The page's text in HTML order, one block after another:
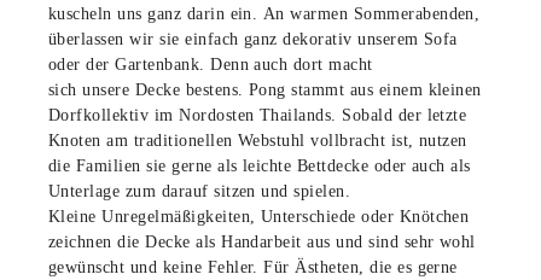
kuscheln uns ganz darin ein. An warmen Sommerabenden,
überlassen wir sie einfach ganz dekorativ unserem Sofa
oder der Gartenbank. Denn auch dort macht
sich unsere Decke bestens. Pong stammt aus einem kleinen
Dorfkollektiv im Nordosten Thailands. Sobald der letzte
Knoten am traditionellen Webstuhl vollbracht ist, nutzen
die Familien sie gerne als leichte Bettdecke oder auch als
Unterlage zum darauf sitzen und spielen.
Kleine Unregelmäßigkeiten, Unterschiede oder Knötchen
zeichnen die Decke als Handarbeit aus und sind sehr wohl
gewünscht und keine Fehler. Für Ästheten, die es gerne